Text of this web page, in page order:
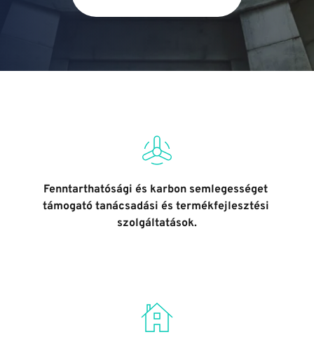
Fenntarthatósági és karbon semlegességet
támogató tanácsadási és termékfejlesztési
szolgáltatások.